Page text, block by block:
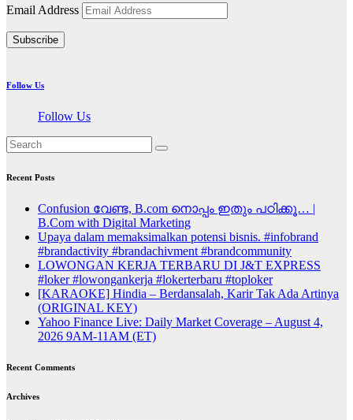
Email Address
Subscribe
Follow Us
Follow Us
Recent Posts
Confusion വേണ്ട, B.com നൊപ്പം ഇതും പഠിക്കൂ… |
B.Com with Digital Marketing
Upaya dalam memaksimalkan potensi bisnis. #infobrand
#brandactivity #brandachivment #brandcommunity
LOWONGAN KERJA TERBARU DI J&T EXPRESS
#loker #lowongankerja #lokerterbaru #toploker
[KARAOKE] Hindia – Berdansalah, Karir Tak Ada Artinya
(ORIGINAL KEY)
Yahoo Finance Live: Daily Market Coverage – August 4,
2026 9AM-11AM (ET)
Recent Comments
Archives